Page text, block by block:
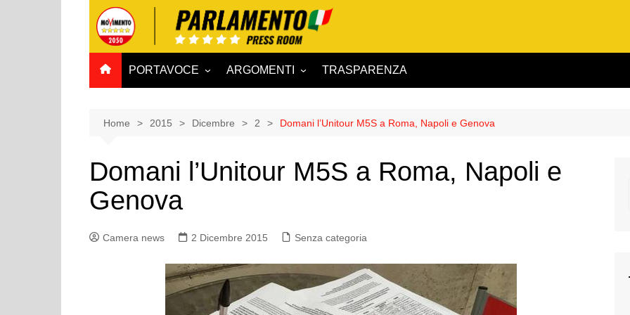
PORTAVOCE
SENATO
ARGOMENTI
Affari esteri
Agricoltura e agroalimentare
Attività produttive
Bilancio
Comunicazioni e Vigilanza
Rai
TRASPARENZA
Home 2015 Dicembre 2 Domani l’Unitour M5S a Roma, Napoli e Genova
Domani l’Unitour M5S a Roma, Napoli e
Genova
Camera news 2 Dicembre 2015 Senza categoria